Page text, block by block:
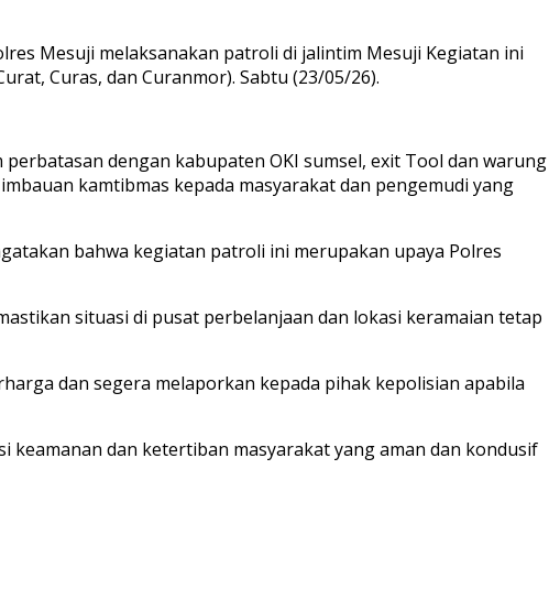
Mesuji melaksanakan patroli di jalintim Mesuji Kegiatan ini
Curas, dan Curanmor). Sabtu (23/05/26).
dengan kabupaten OKI sumsel, exit Tool dan warung
kamtibmas kepada masyarakat dan pengemudi yang
bahwa kegiatan patroli ini merupakan upaya Polres
situasi di pusat perbelanjaan dan lokasi keramaian tetap
dan segera melaporkan kepada pihak kepolisian apabila
dan ketertiban masyarakat yang aman dan kondusif